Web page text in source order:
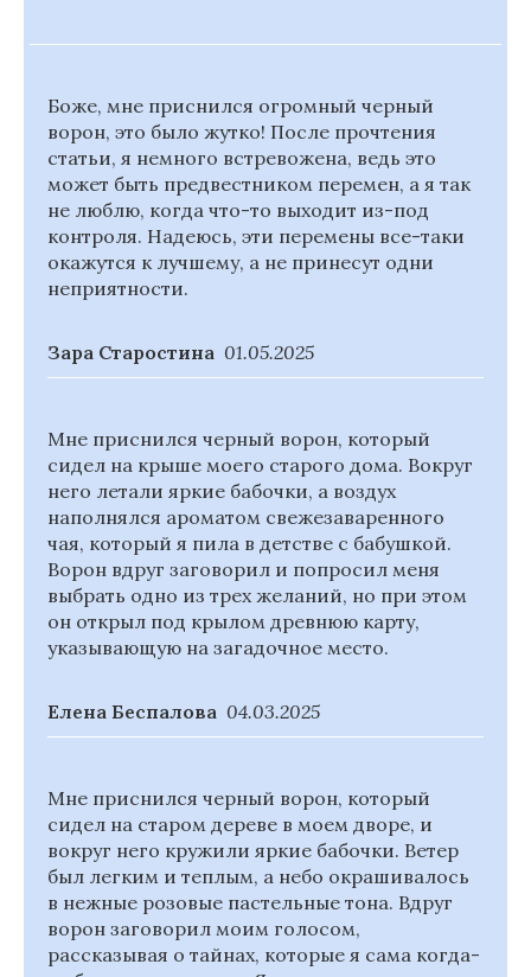
Боже, мне приснился огромный черный
ворон, это было жутко! После прочтения
статьи, я немного встревожена, ведь это
может быть предвестником перемен, а я так
не люблю, когда что-то выходит из-под
контроля. Надеюсь, эти перемены все-таки
окажутся к лучшему, а не принесут одни
неприятности.
Зара Старостина 01.05.2025
Мне приснился черный ворон, который
сидел на крыше моего старого дома. Вокруг
него летали яркие бабочки, а воздух
наполнялся ароматом свежезаваренного
чая, который я пила в детстве с бабушкой.
Ворон вдруг заговорил и попросил меня
выбрать одно из трех желаний, но при этом
он открыл под крылом древнюю карту,
указывающую на загадочное место.
Елена Беспалова 04.03.2025
Мне приснился черный ворон, который
сидел на старом дереве в моем дворе, и
вокруг него кружили яркие бабочки. Ветер
был легким и теплым, а небо окрашивалось
в нежные розовые пастельные тона. Вдруг
ворон заговорил моим голосом,
рассказывая о тайнах, которые я сама когда-